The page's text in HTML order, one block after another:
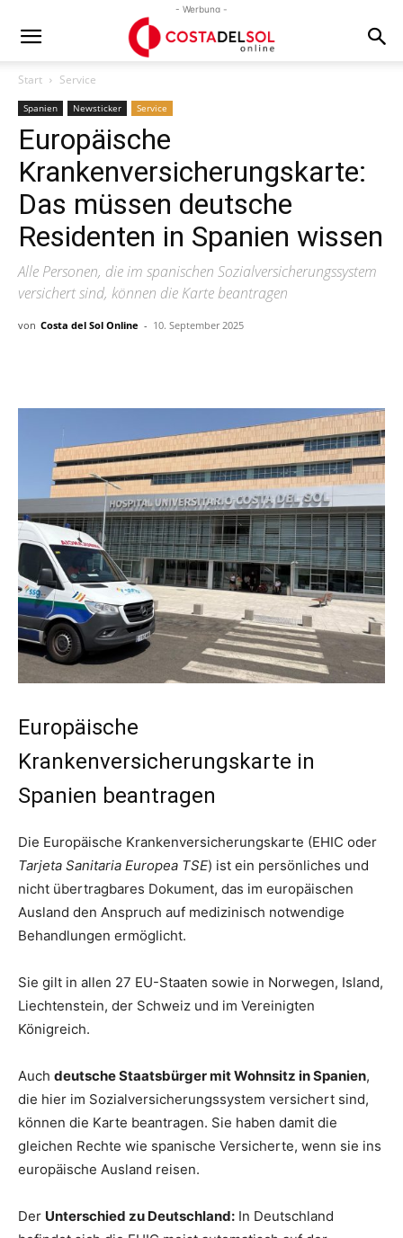
- Werbung -
Start Service
Spanien Newsticker Service
Europäische
Krankenversicherungskarte:
Das müssen deutsche
Residenten in Spanien wissen
Alle Personen, die im spanischen Sozialversicherungssystem
versichert sind, können die Karte beantragen
von Costa del Sol Online - 10. September 2025
Europäische
Krankenversicherungskarte in
Spanien beantragen
Die Europäische Krankenversicherungskarte (EHIC oder
Tarjeta Sanitaria Europea TSE) ist ein persönliches und
nicht übertragbares Dokument, das im europäischen
Ausland den Anspruch auf medizinisch notwendige
Behandlungen ermöglicht.
Sie gilt in allen 27 EU-Staaten sowie in Norwegen, Island,
Liechtenstein, der Schweiz und im Vereinigten
Königreich.
Auch deutsche Staatsbürger mit Wohnsitz in Spanien,
die hier im Sozialversicherungssystem versichert sind,
können die Karte beantragen. Sie haben damit die
gleichen Rechte wie spanische Versicherte, wenn sie ins
europäische Ausland reisen.
Der Unterschied zu Deutschland: In Deutschland